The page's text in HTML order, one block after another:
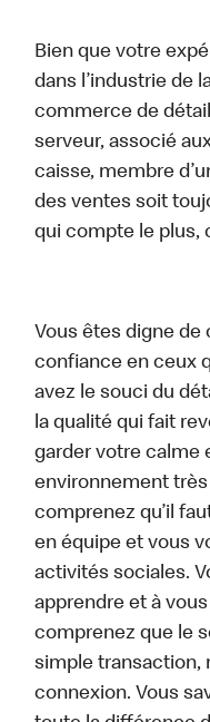
Bien que votre
dans l’industrie de
commerce de
serveur, associé
caisse, membre
des ventes soit
qui compte le plus,
Vous êtes digne de
confiance en ceux
avez le souci du
la qualité qui fait
garder votre calme
environnement très
comprenez qu’il
en équipe et vous
activités sociales.
apprendre et à
comprenez que le
simple transaction,
connexion. Vous